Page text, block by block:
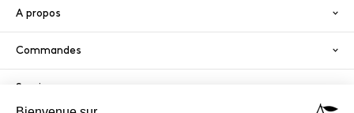
A propos
Commandes
Services